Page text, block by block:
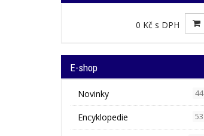
0 Kč s DPH
E-shop
Novinky 44
Encyklopedie 53